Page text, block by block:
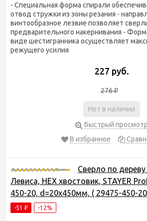
- Специальная форма спирали
отвод стружки из зоны резания -
винтообразное лезвие позволяет
предварительного накернивания -
виде шестигранника осуществляет
режущего усилия
227 руб.
276₽
Нет в наличии
Быстрый просмотр
В избранное
Сверло по
Левиса, HEX хвостовик, STAYER
450-20, d=20х450мм, ( 29475-450-
-51 ₽ -12%